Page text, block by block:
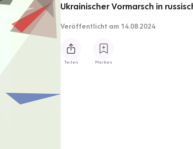
Ukrainischer Vormarsch in
Veröffentlicht am 14.08.2024
Teilen Merken